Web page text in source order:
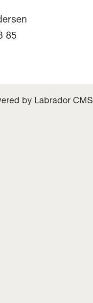
85
by Labrador CMS